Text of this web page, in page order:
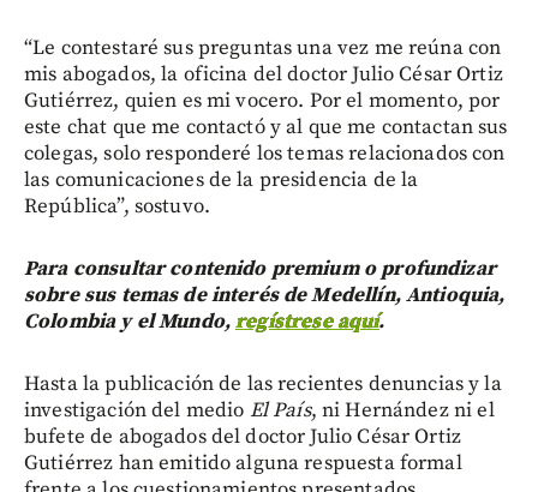
“Le contestaré sus preguntas una vez me reúna con
mis abogados, la oficina del doctor Julio César Ortiz
Gutiérrez, quien es mi vocero. Por el momento, por
este chat que me contactó y al que me contactan sus
colegas, solo responderé los temas relacionados con
las comunicaciones de la presidencia de la
República”, sostuvo.
Para consultar contenido premium o profundizar
sobre sus temas de interés de Medellín, Antioquia,
Colombia y el Mundo,regístrese aquí.
Hasta la publicación de las recientes denuncias y la
investigación del medio El País, ni Hernández ni el
bufete de abogados del doctor Julio César Ortiz
Gutiérrez han emitido alguna respuesta formal